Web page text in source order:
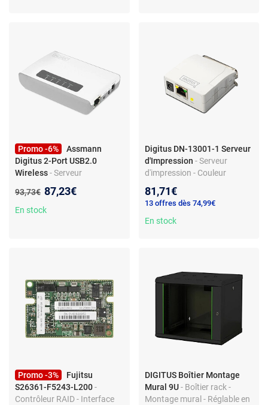
Promo -6%
Assmann
Digitus 2-Port USB2.0
Wireless- Serveur
- 2 ports USB 2.0
Ancien prix :
93,73€ Nouveau prix :
87,23€
En stock
Digitus DN-13001-1 Serveur
d'Impression - Serveur
d'impression - Couleur
Adaptateur inclus
81,71€
13 offres dès 74,99€
En stock
Promo -3%
Fujitsu
S26361-F5243-L200-
Contrôleur RAID - Interface
DIGITUS Boîtier Montage
Mural 9U - Boîtier rack -
Montage mural - Réglable en